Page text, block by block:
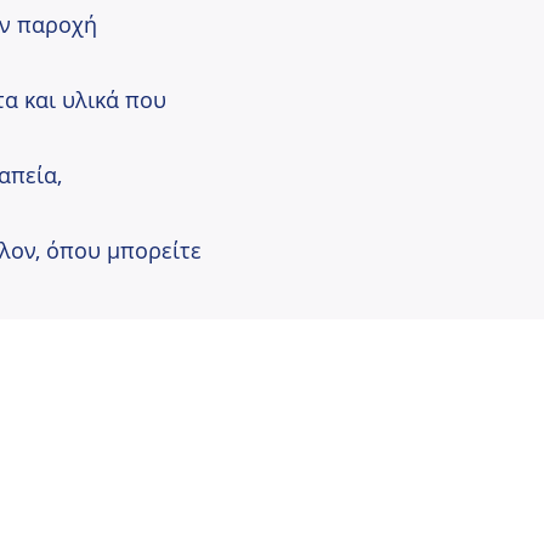
παροχή
και υλικά που
όπου μπορείτε